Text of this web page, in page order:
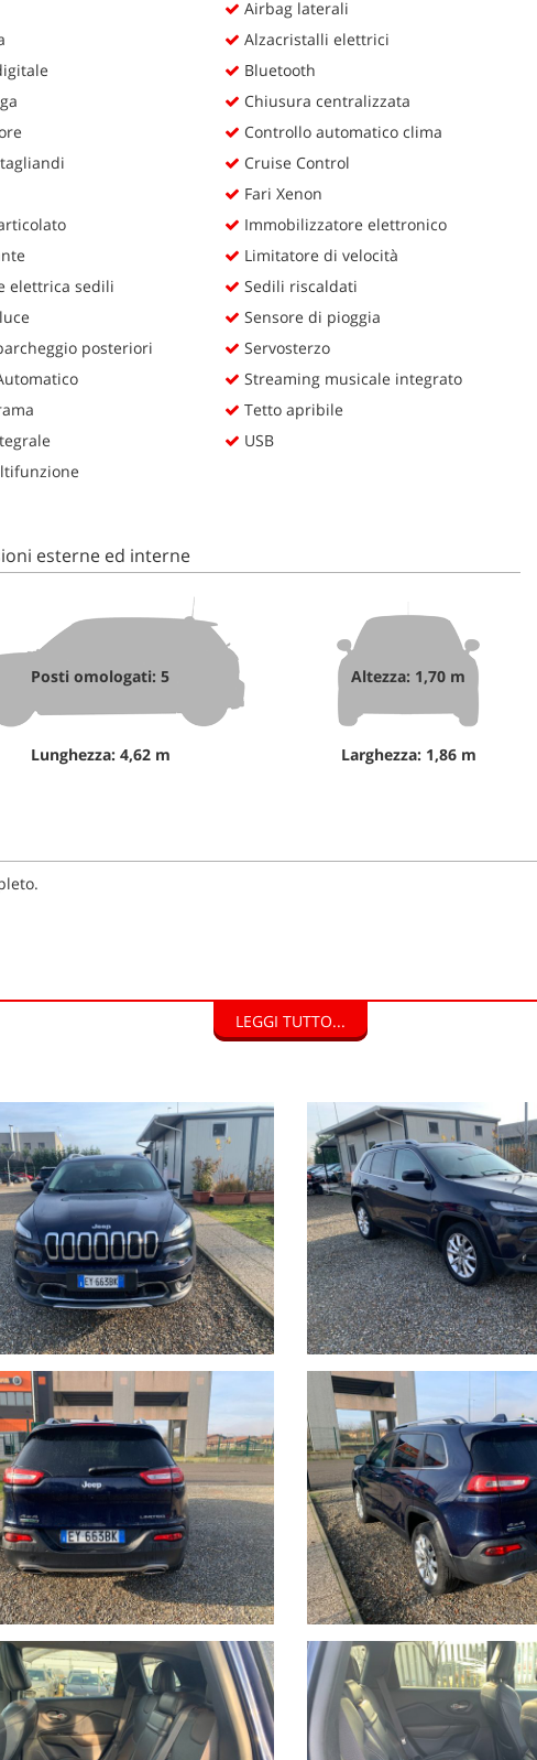
elettrica sedili
posteriori
Airbag laterali
Alzacristalli elettrici
Bluetooth
Chiusura centralizzata
Controllo automatico clima
Cruise Control
Fari Xenon
Immobilizzatore elettronico
Limitatore di velocità
Sedili riscaldati
Sensore di pioggia
Servosterzo
Streaming musicale integrato
Tetto apribile
USB
esterne ed interne
Posti omologati: 5
Lunghezza: 4,62 m
Altezza: 1,70 m
Larghezza: 1,86 m
CON DOCUMENTI TUTTE LE AUTO NEL SUO STATO D'USO E
EUROPEO.
PACCHETTI ASSICURATIVI INLCUSI .
restano a carico dell’acquirente:
di visione e prova su appuntamento.
previo invio mail oppure contattando i numeri di telefono segnalati
nelle descrizioni dei veicoli offerti, che non rappresentano
e disponibilità
LEGGI TUTTO...